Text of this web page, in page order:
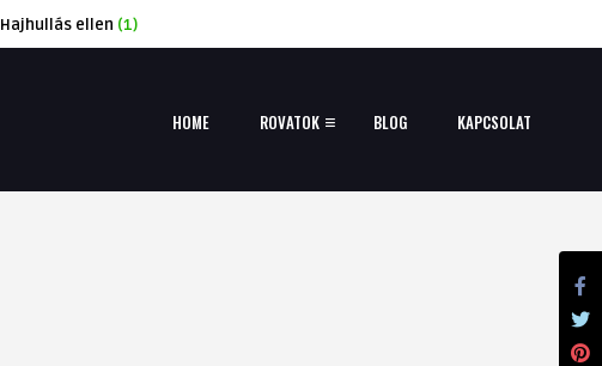
Hajhullás ellen (1)
HOME ROVATOK BLOG KAPCSOLAT